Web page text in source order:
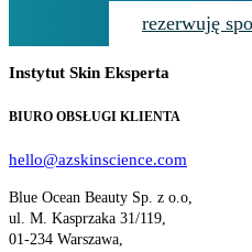
rezerwuję
Instytut Skin Eksperta
BIURO OBSŁUGI KLIENTA
hello@azskinscience.com
Blue Ocean Beauty Sp. z o.o,
ul. M. Kasprzaka 31/119,
01-234 Warszawa,